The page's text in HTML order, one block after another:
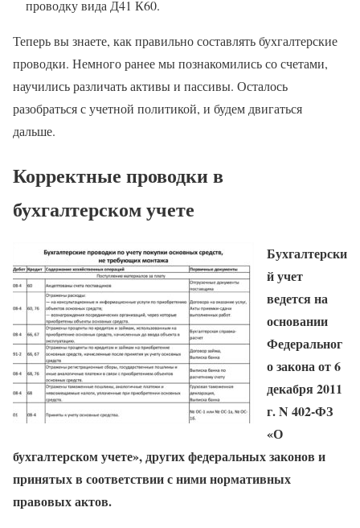
проводку вида Д41 К60.
Теперь вы знаете, как правильно составлять бухгалтерские
проводки. Немного ранее мы познакомились со счетами,
научились различать активы и пассивы. Осталось
разобраться с учетной политикой, и будем двигаться
дальше.
Корректные проводки в
бухгалтерском учете
Бухгалтерски
й учет
ведется на
основании
Федеральног
о закона от 6
декабря 2011
г. N 402-ФЗ
«О
бухгалтерском учете», других федеральных законов и
принятых в соответствии с ними нормативных
правовых актов.